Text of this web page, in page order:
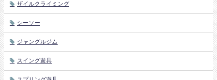
ザイルクライミング
シーソー
ジャングルジム
スイング遊具